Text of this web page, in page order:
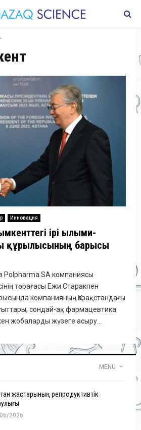
Инновация
ірі ғылыми-
құрылысының барысы
Polpharma SA компаниясы
төрағасы Ежи Старакпен
компанияның Қазақстандағы
сондай-ақ фармацевтика
жобаларды жүзеге асыру...
MENU
жастарының репродуктивтік
2026